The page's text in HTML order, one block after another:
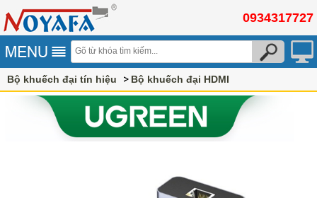
0934317727
Bộ khuếch đại tín hiệu Bộ khuếch đại HDMI